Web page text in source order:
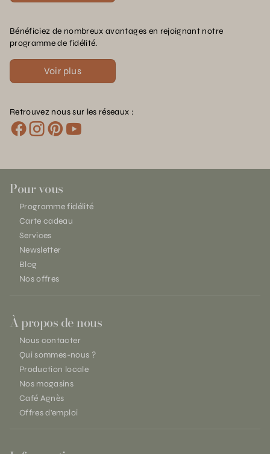
Bénéficiez de nombreux avantages en rejoignant notre
programme de fidélité.
Voir plus
Retrouvez nous sur les réseaux :
Pour vous
Programme fidélité
Carte cadeau
Services
Newsletter
Blog
Nos offres
À propos de nous
Nous contacter
Qui sommes-nous ?
Production locale
Nos magasins
Café Agnès
Offres d'emploi